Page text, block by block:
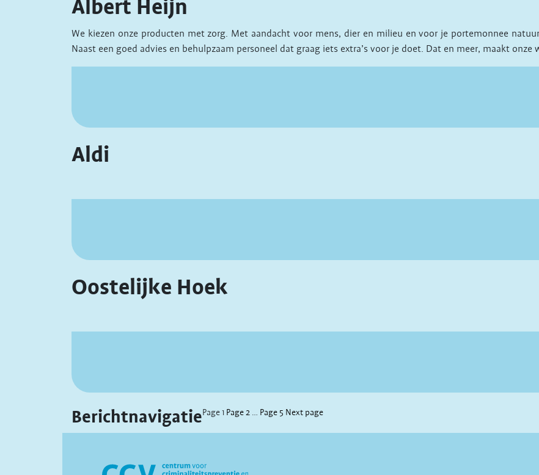
Albert Heijn
We kiezen onze producten met zorg. Met aandacht voor mens, dier en milieu en voor je portemonnee
Naast een goed advies en behulpzaam personeel dat graag iets extra’s voor je doet. Dat en meer, maakt onze
Aldi
Oostelijke Hoek
BerichtnavigatiePage1 Page2 … Page 5 Next page